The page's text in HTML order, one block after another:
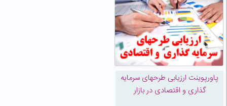
پاورپوینت ارزیابی طرحهای سرمایه
گذاری و اقتصادی در بازار